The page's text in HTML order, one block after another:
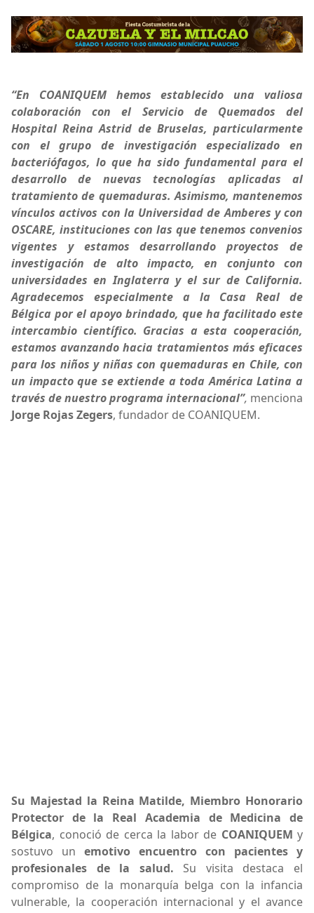
“En COANIQUEM hemos establecido una valiosa
colaboración con el Servicio de Quemados del
Hospital Reina Astrid de Bruselas, particularmente
con el grupo de investigación especializado en
bacteriófagos, lo que ha sido fundamental para el
desarrollo de nuevas tecnologías aplicadas al
tratamiento de quemaduras. Asimismo, mantenemos
vínculos activos con la Universidad de Amberes y con
OSCARE, instituciones con las que tenemos convenios
vigentes y estamos desarrollando proyectos de
investigación de alto impacto, en conjunto con
universidades en Inglaterra y el sur de California.
Agradecemos especialmente a la Casa Real de
Bélgica por el apoyo brindado, que ha facilitado este
intercambio científico. Gracias a esta cooperación,
estamos avanzando hacia tratamientos más eficaces
para los niños y niñas con quemaduras en Chile, con
un impacto que se extiende a toda América Latina a
través de nuestro programa internacional”, menciona
Jorge Rojas Zegers, fundador de COANIQUEM.
Su Majestad la Reina Matilde, Miembro Honorario
Protector de la Real Academia de Medicina de
Bélgica, conoció de cerca la labor de COANIQUEM y
sostuvo un emotivo encuentro con pacientes y
profesionales de la salud. Su visita destaca el
compromiso de la monarquía belga con la infancia
vulnerable, la cooperación internacional y el avance